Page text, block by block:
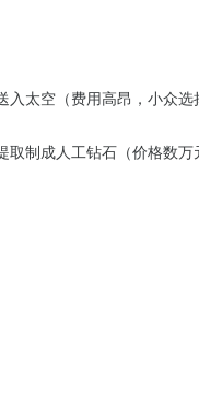
入太空（费用高昂，小众选
取制成人工钻石（价格数万